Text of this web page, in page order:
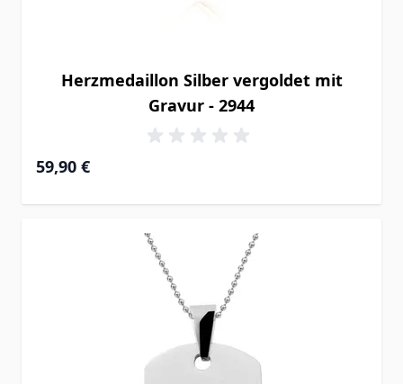
Herzmedaillon Silber vergoldet mit
Gravur - 2944
59,90 €